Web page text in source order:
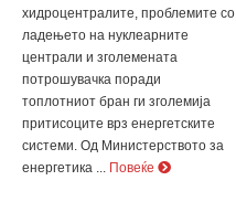
хидроцентралите, проблемите со
ладењето на нуклеарните
централи и зголемената
потрошувачка поради
топлотниот бран ги зголемија
притисоците врз енергетските
системи. Од Министерството за
енергетика ...
Повеќе